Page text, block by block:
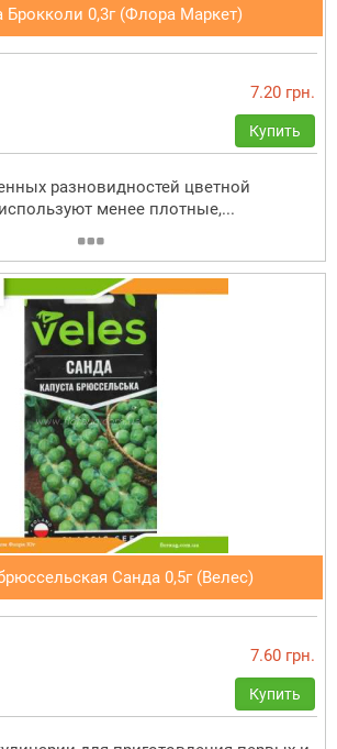
Брокколи 0,3г (Флора Маркет)
7.20 грн.
Купить
разновидностей цветной
менее плотные,...
Санда 0,5г (Велес)
7.60 грн.
Купить